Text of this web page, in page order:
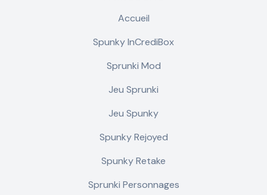
Accueil
Spunky InCrediBox
Sprunki Mod
Jeu Sprunki
Jeu Spunky
Spunky Rejoyed
Spunky Retake
Sprunki Personnages